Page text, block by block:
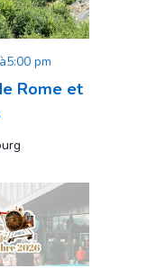
Rome et
à5:00 pm